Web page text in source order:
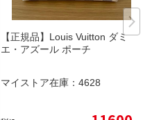
【正規品】Louis Vuitton ダミ
エ・アズール ポーチ
マイストア在庫： 4628